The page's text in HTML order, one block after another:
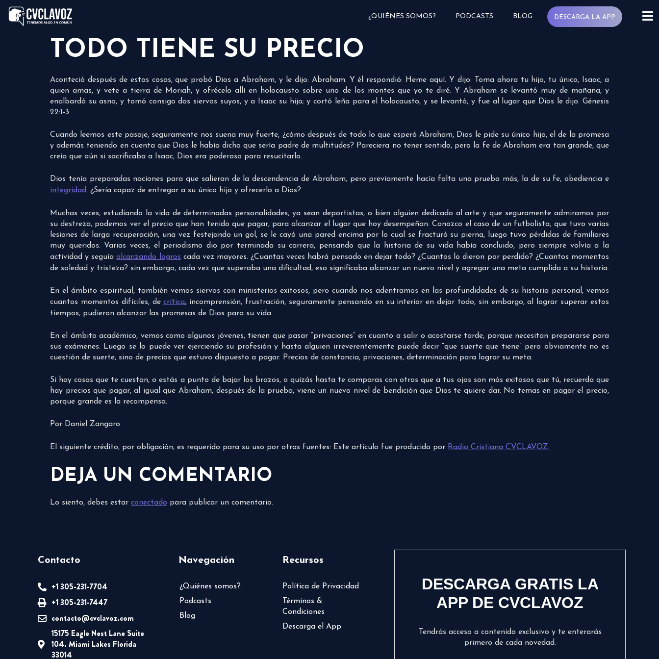
¿QUIÉNES SOMOS? PODCASTS BLOG DESCARGA LA APP
TODO TIENE SU PRECIO
Aconteció después de estas cosas, que probó Dios a Abraham, y le dijo: Abraham. Y él respondió: Heme aquí. Y dijo: Toma ahora tu hijo, tu único, Isaac, a
quien amas, y vete a tierra de Moriah, y ofrécelo allí en holocausto sobre uno de los montes que yo te diré. Y Abraham se levantó muy de mañana, y
enalbardó su asno, y tomó consigo dos siervos suyos, y a Isaac su hijo; y cortó leña para el holocausto, y se levantó, y fue al lugar que Dios le dijo. Génesis
22:1-3
Cuando leemos este pasaje, seguramente nos suena muy fuerte, ¿cómo después de todo lo que esperó Abraham, Dios le pide su único hijo, el de la promesa
y además teniendo en cuenta que Dios le había dicho que sería padre de multitudes? Pareciera no tener sentido, pero la fe de Abraham era tan grande, que
creía que aún si sacrificaba a Isaac, Dios era poderoso para resucitarlo.
Dios tenía preparadas naciones para que salieran de la descendencia de Abraham, pero previamente hacía falta una prueba más, la de su fe, obediencia e
integridad. ¿Sería capaz de entregar a su único hijo y ofrecerlo a Dios?
Muchas veces, estudiando la vida de determinadas personalidades, ya sean deportistas, o bien alguien dedicado al arte y que seguramente admiramos por
su destreza, podemos ver el precio que han tenido que pagar, para alcanzar el lugar que hoy desempeñan. Conozco el caso de un futbolista, que tuvo varias
lesiones de larga recuperación, una vez festejando un gol, se le cayó una pared encima por lo cual se fracturó su pierna, luego tuvo pérdidas de familiares
muy queridos. Varias veces, el periodismo dio por terminada su carrera, pensando que la historia de su vida había concluido, pero siempre volvía a la
actividad y seguíaalcanzando logros cada vez mayores. ¿Cuantas veces habrá pensado en dejar todo? ¿Cuantos lo dieron por perdido? ¿Cuantos momentos
de soledad y tristeza? sin embargo, cada vez que superaba una dificultad, eso significaba alcanzar un nuevo nivel y agregar una meta cumplida a su historia.
En el ámbito espiritual, también vemos siervos con ministerios exitosos, pero cuando nos adentramos en las profundidades de su historia personal, vemos
cuantos momentos difíciles, decrítica, incomprensión, frustración, seguramente pensando en su interior en dejar todo, sin embargo, al lograr superar estos
tiempos, pudieron alcanzar las promesas de Dios para su vida.
En el ámbito académico, vemos como algunos jóvenes, tienen que pasar “privaciones” en cuanto a salir o acostarse tarde, porque necesitan prepararse para
sus exámenes. Luego se lo puede ver ejerciendo su profesión y hasta alguien irreverentemente puede decir “que suerte que tiene” pero obviamente no es
cuestión de suerte, sino de precios que estuvo dispuesto a pagar. Precios de constancia, privaciones, determinación para lograr su meta.
Si hay cosas que te cuestan, o estás a punto de bajar los brazos, o quizás hasta te comparas con otros que a tus ojos son más exitosos que tú, recuerda que
hay precios que pagar, al igual que Abraham, después de la prueba, viene un nuevo nivel de bendición que Dios te quiere dar. No temas en pagar el precio,
porque grande es la recompensa.
Por Daniel Zangaro
El siguiente crédito, por obligación, es requerido para su uso por otras fuentes: Este artículo fue producido por Radio Cristiana CVCLAVOZ.
DEJA UN COMENTARIO
Lo siento, debes estar conectado para publicar un comentario.
Contacto
+1 305-231-7704
+1 305-231-7447
contacto@cvclavoz.com
15175 Eagle Nest Lane Suite
104. Miami Lakes Florida
33014
Navegación
¿Quiénes somos?
Podcasts
Blog
Recursos
Política de Privacidad
Términos &
Condiciones
Descarga el App
DESCARGA GRATIS LA
APP DE CVCLAVOZ
Tendrás acceso a contenido exclusivo y te enterarás
primero de cada novedad.